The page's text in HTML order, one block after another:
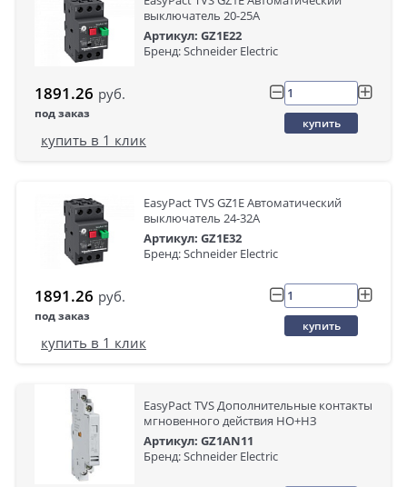
выключатель 20-25A
Артикул: GZ1E22
Бренд: Schneider Electric
1891.26 руб.
под заказ
купить
купить в 1 клик
EasyPact TVS GZ1E Автоматический
выключатель 24-32A
Артикул: GZ1E32
Бренд: Schneider Electric
1891.26 руб.
под заказ
купить
купить в 1 клик
EasyPact TVS Дополнительные контакты
мгновенного действия НО+НЗ
Артикул: GZ1AN11
Бренд: Schneider Electric